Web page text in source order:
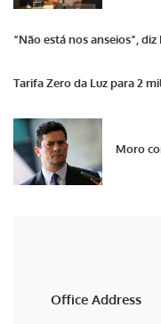
“Não está nos anseios”,
Tarifa Zero da Luz para 2
Moro
Office Address